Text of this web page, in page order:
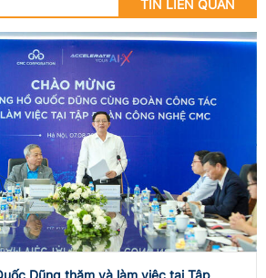
TIN LIÊN QUAN
Dũng thăm và làm việc tại Tập